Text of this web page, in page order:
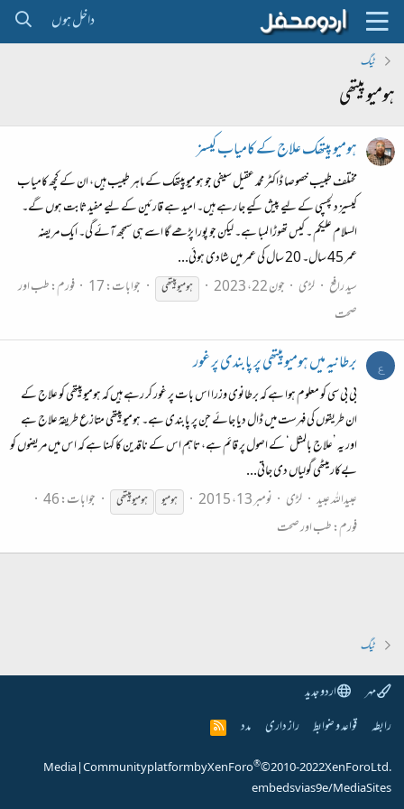
داخل ہوں
ٹیگ
ہومیو پیتھی
ہومیو پیتھک علاج کے کامیاب کیسز
مختلف طبیب خصوصا ڈاکٹر محمد عقیل سیفی جو ہومیوپیتھک کے ماہر طبیب ہیں، ان کے کچھ کامیاب
کیسیز دلچسپی کے لیے پیش کیے جا رہے ہیں۔ امید ہے قارئین کے لیے مفید ثابت ہوں گے۔
السلام علیکم ۔ کیس تھوڑا لمبا ہے۔ لیکن جو پورا پڑھے گا اسے ہی سمجھ آئے گی۔ ایک مریضہ
عمر 45 سال۔ 20 سال کی عمر میں شادی ہوئی...
سید رافع
لڑی جون 22، 2023 ہومیوپیتھی جوابات: 17 فورم:طب اور
صحت
ع برطانیہ میں ہومیوپیتھی پر پابندی پر غور
بی بی سی کو معلوم ہوا ہے کہ برطانوی وزرا اس بات پر غور کر رہے ہیں کہ ہومیوپیتھی کو علاج کے
ان طریقوں کی فہرست میں ڈال دیا جائے جن پر پابندی ہے۔ ہومیوپیتھی متازع طریقۂ علاج ہے
اور یہ ’علاج بالمثل‘ کے اصول پر قائم ہے، تاہم اس کے ناقدین کا کہنا ہے کہ اس میں مریضوں کو
بےکار میٹھی گولیاں دی جاتی...
عبیداللہ عبید لڑی نومبر 13، 2015 ہومیو ہومیوپیتھی
جوابات: 46
فورم:طب اور صحت
ٹیگ
مہر
اردو جدید
رابطہ قواعد و ضوابط راز داری مدد
R
S
Community platform by XenForo®© 2010-2022 XenForo Ltd.
|
Media
embeds via s9e/MediaSites